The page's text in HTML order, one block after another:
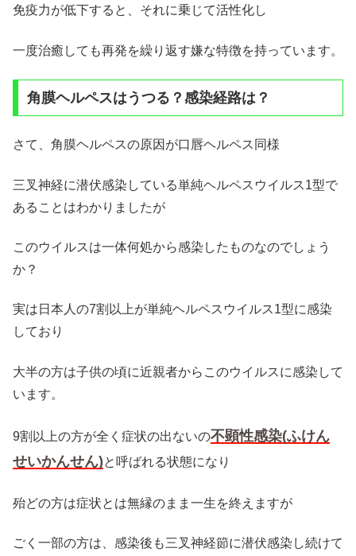
免疫力が低下すると、それに乗じて活性化し
一度治癒しても再発を繰り返す嫌な特徴を持っています。
角膜ヘルペスはうつる？感染経路は？
さて、角膜ヘルペスの原因が口唇ヘルペス同様
三叉神経に潜伏感染している単純ヘルペスウイルス1型で
あることはわかりましたが
このウイルスは一体何処から感染したものなのでしょう
か？
実は日本人の7割以上が単純ヘルペスウイルス1型に感染
しており
大半の方は子供の頃に近親者からこのウイルスに感染して
います。
9割以上の方が全く症状の出ないの不顕性感染(ふけん
せいかんせん)と呼ばれる状態になり
殆どの方は症状とは無縁のまま一生を終えますが
ごく一部の方は、感染後も三叉神経節に潜伏感染し続けて